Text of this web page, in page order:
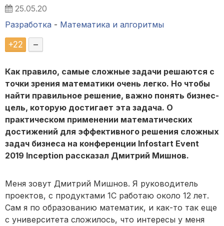
25.05.20
Разработка - Математика и алгоритмы
+22 –
Как правило, самые сложные задачи решаются с
точки зрения математики очень легко. Но чтобы
найти правильное решение, важно понять бизнес-
цель, которую достигает эта задача. О
практическом применении математических
достижений для эффективного решения сложных
задач бизнеса на конференции Infostart Event
2019 Inception рассказал Дмитрий Мишнов.
Меня зовут Дмитрий Мишнов. Я руководитель
проектов, с продуктами 1С работаю около 12 лет.
Сам я по образованию математик, и как-то так еще
с университета сложилось, что интересы у меня